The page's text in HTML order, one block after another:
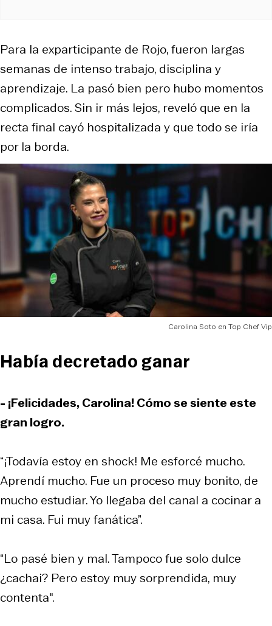
Para la exparticipante de Rojo, fueron largas
semanas de intenso trabajo, disciplina y
aprendizaje. La pasó bien pero hubo momentos
complicados. Sin ir más lejos, reveló que en la
recta final cayó hospitalizada y que todo se iría
por la borda.
Carolina Soto en Top Chef Vip
Había decretado ganar
- ¡Felicidades, Carolina! Cómo se siente este
gran logro.
“¡Todavía estoy en shock! Me esforcé mucho.
Aprendí mucho. Fue un proceso muy bonito, de
mucho estudiar. Yo llegaba del canal a cocinar a
mi casa. Fui muy fanática”.
“Lo pasé bien y mal. Tampoco fue solo dulce
¿cachai? Pero estoy muy sorprendida, muy
contenta".